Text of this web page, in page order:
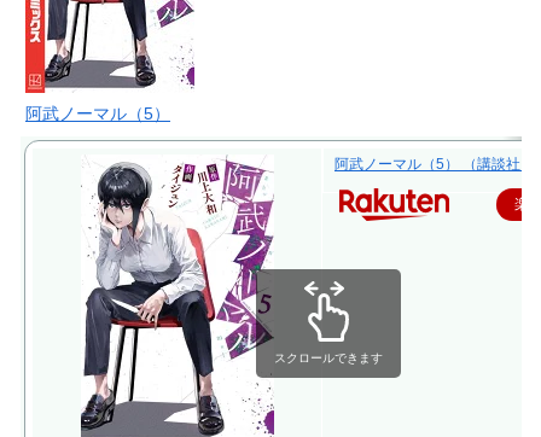
阿武ノーマル（5）
阿武ノーマル（5） （講談社コ
楽
スクロールできます